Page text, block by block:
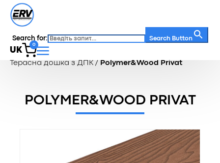
Search for: Search Button
UK
0
Головна / Каталог
Терасна дошка з ДПК / Polymer&Wood Privat
POLYMER&WOOD PRIVAT